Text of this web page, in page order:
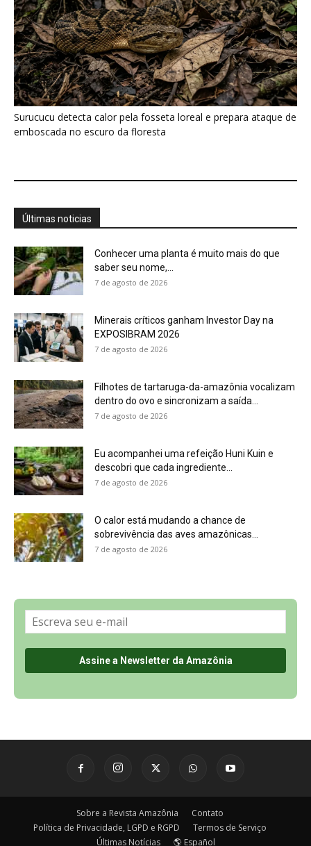
Surucucu detecta calor pela fosseta loreal e prepara ataque de
emboscada no escuro da floresta
Últimas noticias
Conhecer uma planta é muito mais do que
saber seu nome,...
7 de agosto de 2026
Minerais críticos ganham Investor Day na
EXPOSIBRAM 2026
7 de agosto de 2026
Filhotes de tartaruga-da-amazônia vocalizam
dentro do ovo e sincronizam a saída...
7 de agosto de 2026
Eu acompanhei uma refeição Huni Kuin e
descobri que cada ingrediente...
7 de agosto de 2026
O calor está mudando a chance de
sobrevivência das aves amazônicas...
7 de agosto de 2026
Sobre a Revista Amazônia
Contato
Política de Privacidade, LGPD e RGPD
Termos de Serviço
Últimas Notícias
🌎 Español